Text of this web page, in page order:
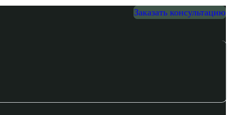
Заказать консультацию